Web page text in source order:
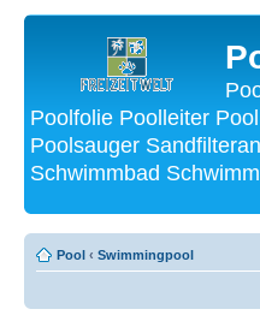
Poolfolie Poolleiter
Poolsauger
Schwimmbad
Pool ‹ Swimmingpool